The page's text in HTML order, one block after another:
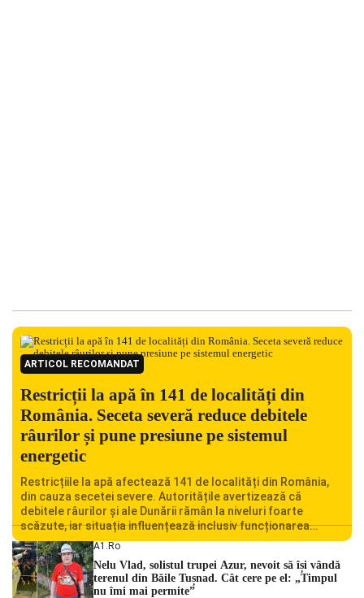
ARTICOL RECOMANDAT
Restricții la apă în 141 de localități din
România. Seceta severă reduce debitele
râurilor și pune presiune pe sistemul
energetic
Restricțiile la apă afectează 141 de localități din România,
din cauza secetei severe. Autoritățile avertizează că
debitele râurilor și ale Dunării rămân la niveluri foarte
scăzute, iar situația influențează inclusiv funcționarea
Centralei Nucleare de la Cernavodă. România se confruntă
cu una dintre cele mai dificile perioade din punct de vedere
hidrologic din ultimii ani. Lipsa […]
A1.ro
Nelu Vlad, solistul trupei Azur, nevoit să își vândă
terenul din Băile Tușnad. Cât cere pe el: „Timpul
nu îmi mai permite”